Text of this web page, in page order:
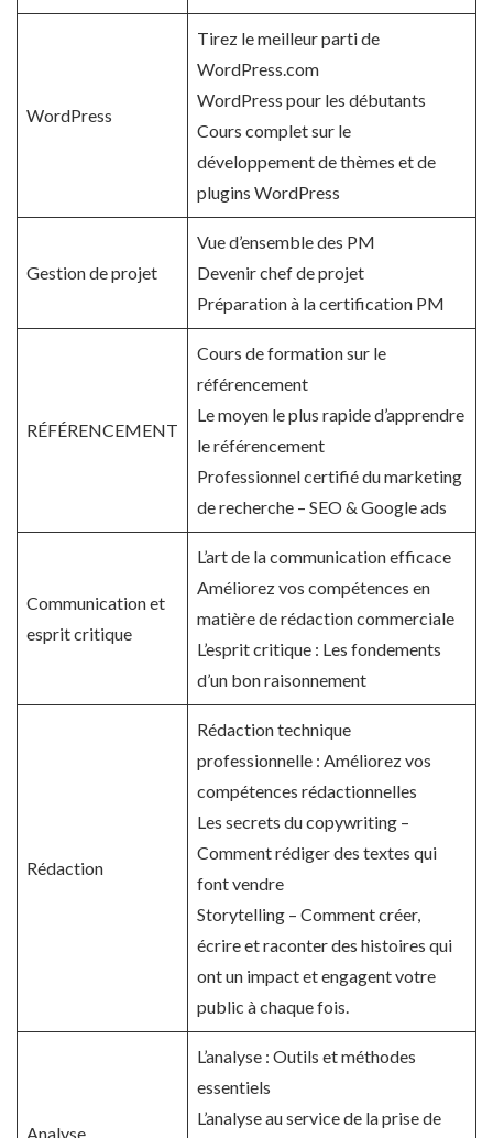
WordPress
Tirez le meilleur parti de
WordPress.com
WordPress pour les débutants
Cours complet sur le
développement de thèmes et de
plugins WordPress
Gestion de projet
Vue d’ensemble des PM
Devenir chef de projet
Préparation à la certification PM
RÉFÉRENCEMENT
Cours de formation sur le
référencement
Le moyen le plus rapide d’apprendre
le référencement
Professionnel certifié du marketing
de recherche – SEO & Google ads
Communication et
esprit critique
L’art de la communication efficace
Améliorez vos compétences en
matière de rédaction commerciale
L’esprit critique : Les fondements
d’un bon raisonnement
Rédaction
Rédaction technique
professionnelle : Améliorez vos
compétences rédactionnelles
Les secrets du copywriting –
Comment rédiger des textes qui
font vendre
Storytelling – Comment créer,
écrire et raconter des histoires qui
ont un impact et engagent votre
public à chaque fois.
Analyse
L’analyse : Outils et méthodes
essentiels
L’analyse au service de la prise de